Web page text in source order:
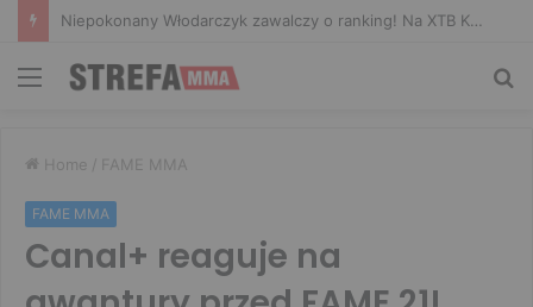
Niepokonany Włodarczyk zawalczy o ranking! Na XTB KSW 122 zmierzy się z Paivą
Menu
Home / FAME MMA
FAME MMA
Canal+ reaguje na